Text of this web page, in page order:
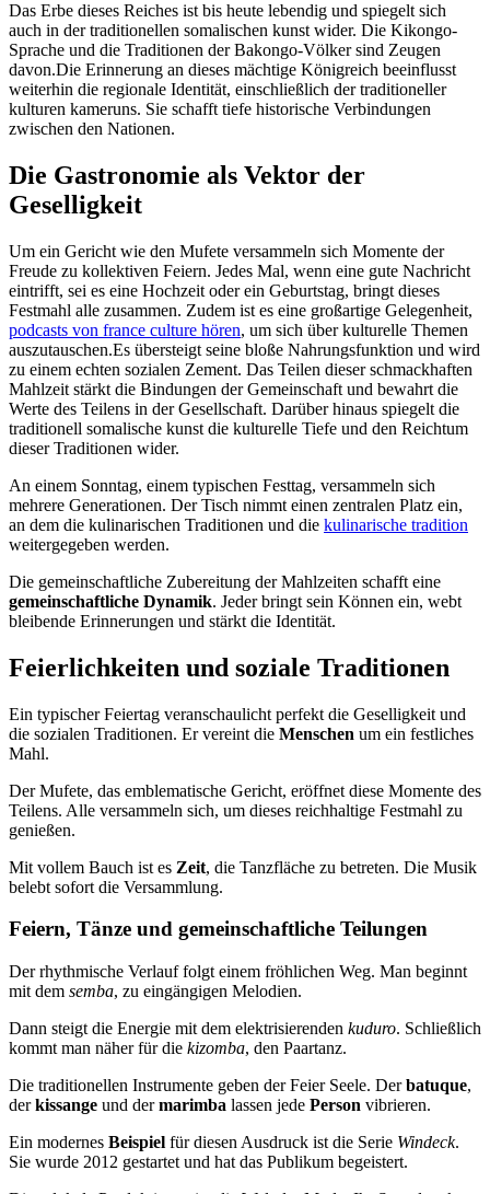
Das Erbe dieses Reiches ist bis heute lebendig und spiegelt sich
auch in der traditionellen somalischen kunst wider. Die Kikongo-
Sprache und die Traditionen der Bakongo-Völker sind Zeugen
davon.Die Erinnerung an dieses mächtige Königreich beeinflusst
weiterhin die regionale Identität, einschließlich der traditioneller
kulturen kameruns. Sie schafft tiefe historische Verbindungen
zwischen den Nationen.
Die Gastronomie als Vektor der
Geselligkeit
Um ein Gericht wie den Mufete versammeln sich Momente der
Freude zu kollektiven Feiern. Jedes Mal, wenn eine gute Nachricht
eintrifft, sei es eine Hochzeit oder ein Geburtstag, bringt dieses
Festmahl alle zusammen. Zudem ist es eine großartige Gelegenheit,
podcasts von france culture hören, um sich über kulturelle Themen
auszutauschen.Es übersteigt seine bloße Nahrungsfunktion und wird
zu einem echten sozialen Zement. Das Teilen dieser schmackhaften
Mahlzeit stärkt die Bindungen der Gemeinschaft und bewahrt die
Werte des Teilens in der Gesellschaft. Darüber hinaus spiegelt die
traditionell somalische kunst die kulturelle Tiefe und den Reichtum
dieser Traditionen wider.
An einem Sonntag, einem typischen Festtag, versammeln sich
mehrere Generationen. Der Tisch nimmt einen zentralen Platz ein,
an dem die kulinarischen Traditionen und die kulinarische tradition
weitergegeben werden.
Die gemeinschaftliche Zubereitung der Mahlzeiten schafft eine
gemeinschaftliche Dynamik. Jeder bringt sein Können ein, webt
bleibende Erinnerungen und stärkt die Identität.
Feierlichkeiten und soziale Traditionen
Ein typischer Feiertag veranschaulicht perfekt die Geselligkeit und
die sozialen Traditionen. Er vereint die Menschen um ein festliches
Mahl.
Der Mufete, das emblematische Gericht, eröffnet diese Momente des
Teilens. Alle versammeln sich, um dieses reichhaltige Festmahl zu
genießen.
Mit vollem Bauch ist es Zeit, die Tanzfläche zu betreten. Die Musik
belebt sofort die Versammlung.
Feiern, Tänze und gemeinschaftliche Teilungen
Der rhythmische Verlauf folgt einem fröhlichen Weg. Man beginnt
mit dem semba, zu eingängigen Melodien.
Dann steigt die Energie mit dem elektrisierenden kuduro. Schließlich
kommt man näher für die kizomba, den Paartanz.
Die traditionellen Instrumente geben der Feier Seele. Derbatuque,
derkissange und dermarimba lassen jede Person vibrieren.
Ein modernes Beispiel für diesen Ausdruck ist die Serie Windeck.
Sie wurde 2012 gestartet und hat das Publikum begeistert.